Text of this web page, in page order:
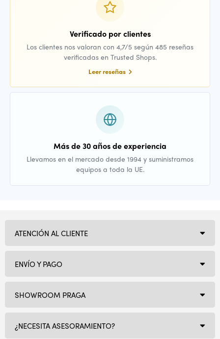
Verificado por clientes
Los clientes nos valoran con 4,7/5 según 485 reseñas
verificadas en Trusted Shops.
Leer reseñas
Más de 30 años de experiencia
Llevamos en el mercado desde 1994 y suministramos
equipos a toda la UE.
SHOWROOM PRAGA
¿NECESITA ASESORAMIENTO?
ATENCIÓN AL CLIENTE
ENVÍO Y PAGO